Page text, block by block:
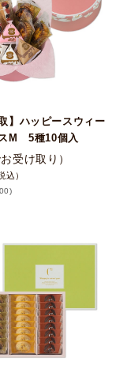
】ハッピースウィー
スM 5種10個入
受け取り）
込）